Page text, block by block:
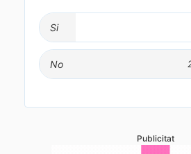
Si
No
Publicitat